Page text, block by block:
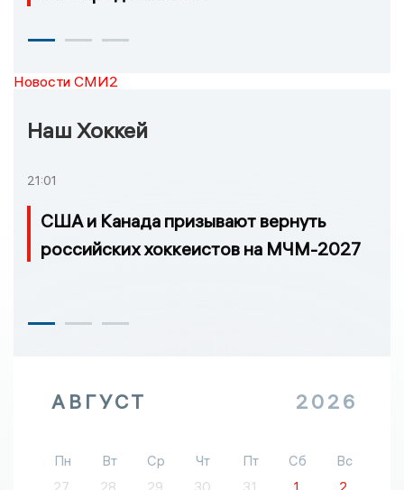
Новости СМИ2
Наш Хоккей
21:01
США и Канада призывают вернуть
российских хоккеистов на МЧМ-2027
АВГУСТ 2026
Пн Вт Ср Чт Пт Сб
Вс